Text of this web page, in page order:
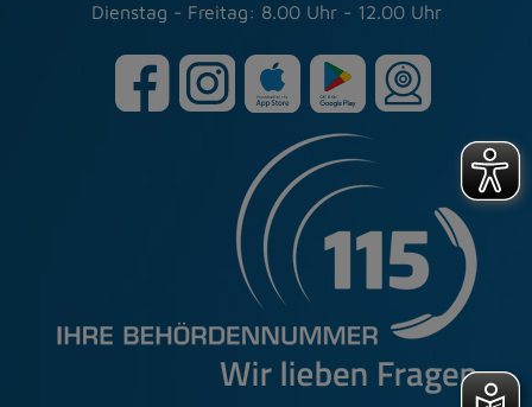
Dienstag - Freitag: 8.00 Uhr - 12.00 Uhr